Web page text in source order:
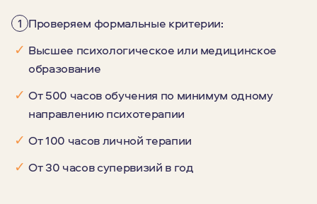
1 Проверяем формальные критерии:
✓ Высшее психологическое или медицинское
образование
✓ От 500 часов обучения по минимум одному
направлению психотерапии
✓ От 100 часов личной терапии
✓ От 30 часов супервизий в год